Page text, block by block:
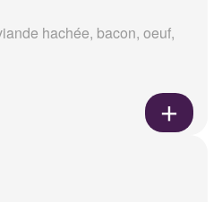
hachée, bacon, oeuf,